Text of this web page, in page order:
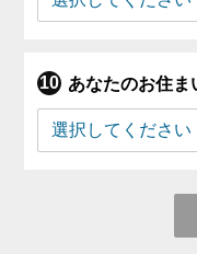
あなたのお住ま